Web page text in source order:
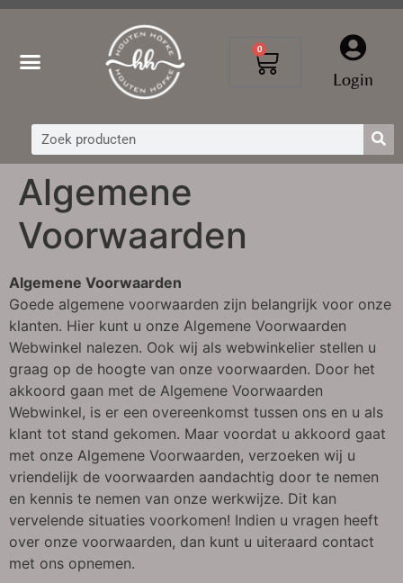
0
Login
Algemene
Voorwaarden
Algemene Voorwaarden
Goede algemene voorwaarden zijn belangrijk voor onze
klanten. Hier kunt u onze Algemene Voorwaarden
Webwinkel nalezen. Ook wij als webwinkelier stellen u
graag op de hoogte van onze voorwaarden. Door het
akkoord gaan met de Algemene Voorwaarden
Webwinkel, is er een overeenkomst tussen ons en u als
klant tot stand gekomen. Maar voordat u akkoord gaat
met onze Algemene Voorwaarden, verzoeken wij u
vriendelijk de voorwaarden aandachtig door te nemen
en kennis te nemen van onze werkwijze. Dit kan
vervelende situaties voorkomen! Indien u vragen heeft
over onze voorwaarden, dan kunt u uiteraard contact
met ons opnemen.